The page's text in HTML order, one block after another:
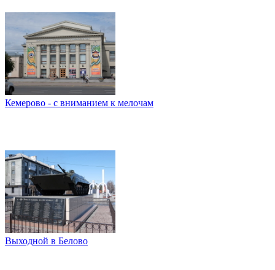
Кемерово - с вниманием к мелочам
Выходной в Белово